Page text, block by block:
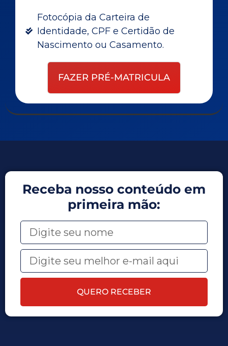
Fotocópia da Carteira de
Identidade, CPF e Certidão de
Nascimento ou Casamento.
FAZER PRÉ-MATRICULA
Receba nosso conteúdo em
primeira mão:
QUERO RECEBER